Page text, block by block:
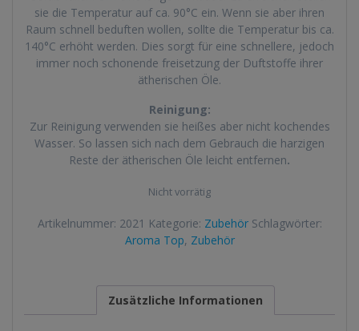
sie die Temperatur auf ca. 90°C ein. Wenn sie aber ihren
Raum schnell beduften wollen, sollte die Temperatur bis ca.
140°C erhöht werden. Dies sorgt für eine schnellere, jedoch
immer noch schonende freisetzung der Duftstoffe ihrer
ätherischen Öle.
Reinigung:
Zur Reinigung verwenden sie heißes aber nicht kochendes
Wasser. So lassen sich nach dem Gebrauch die harzigen
Reste der ätherischen Öle leicht entfernen.
Nicht vorrätig
Artikelnummer: 2021 Kategorie: Zubehör Schlagwörter:
Aroma Top, Zubehör
Zusätzliche Informationen